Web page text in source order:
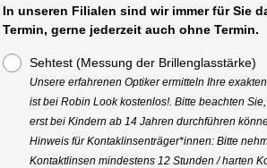
In unseren Filialen sind wir immer für Sie
Termin, gerne jederzeit auch ohne Termin.
Sehtest (Messung der Brillenglasstärke)
Unsere erfahrenen Optiker ermitteln Ihre
ist bei Robin Look kostenlos!. Bitte beachten
erst bei Kindern ab 14 Jahren durchführen
Hinweis für Kontaklinsenträger*innen: Bitte
Kontaktlinsen mindestens 12 Stunden / harten